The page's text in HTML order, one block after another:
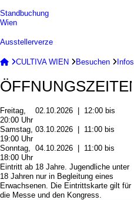
Standbuchung
Wien
Ausstellerverzeichnis
 CULTIVA WIEN Besuchen Infos
ÖFFNUNGSZEITEN
Freitag, 02.10.2026 | 12:00 bis
20:00 Uhr
Samstag, 03.10.2026 | 11:00 bis
19:00 Uhr
Sonntag, 04.10.2026 | 11:00 bis
18:00 Uhr
Eintritt ab 18 Jahre. Jugendliche unter
18 Jahren nur in Begleitung eines
Erwachsenen. Die Eintrittskarte gilt für
die Messe und den Kongress.